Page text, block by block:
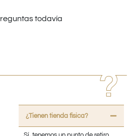
todavía
¿Tienen tienda fisica?